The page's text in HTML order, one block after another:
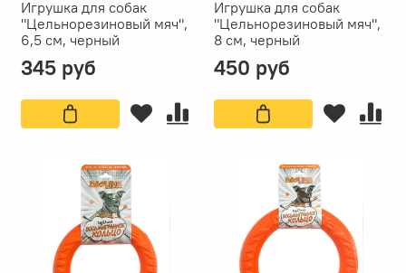
Игрушка для собак
"Цельнорезиновый мяч",
6,5 см, черный
345 руб
Игрушка для собак
"Цельнорезиновый мяч",
8 см, черный
450 руб